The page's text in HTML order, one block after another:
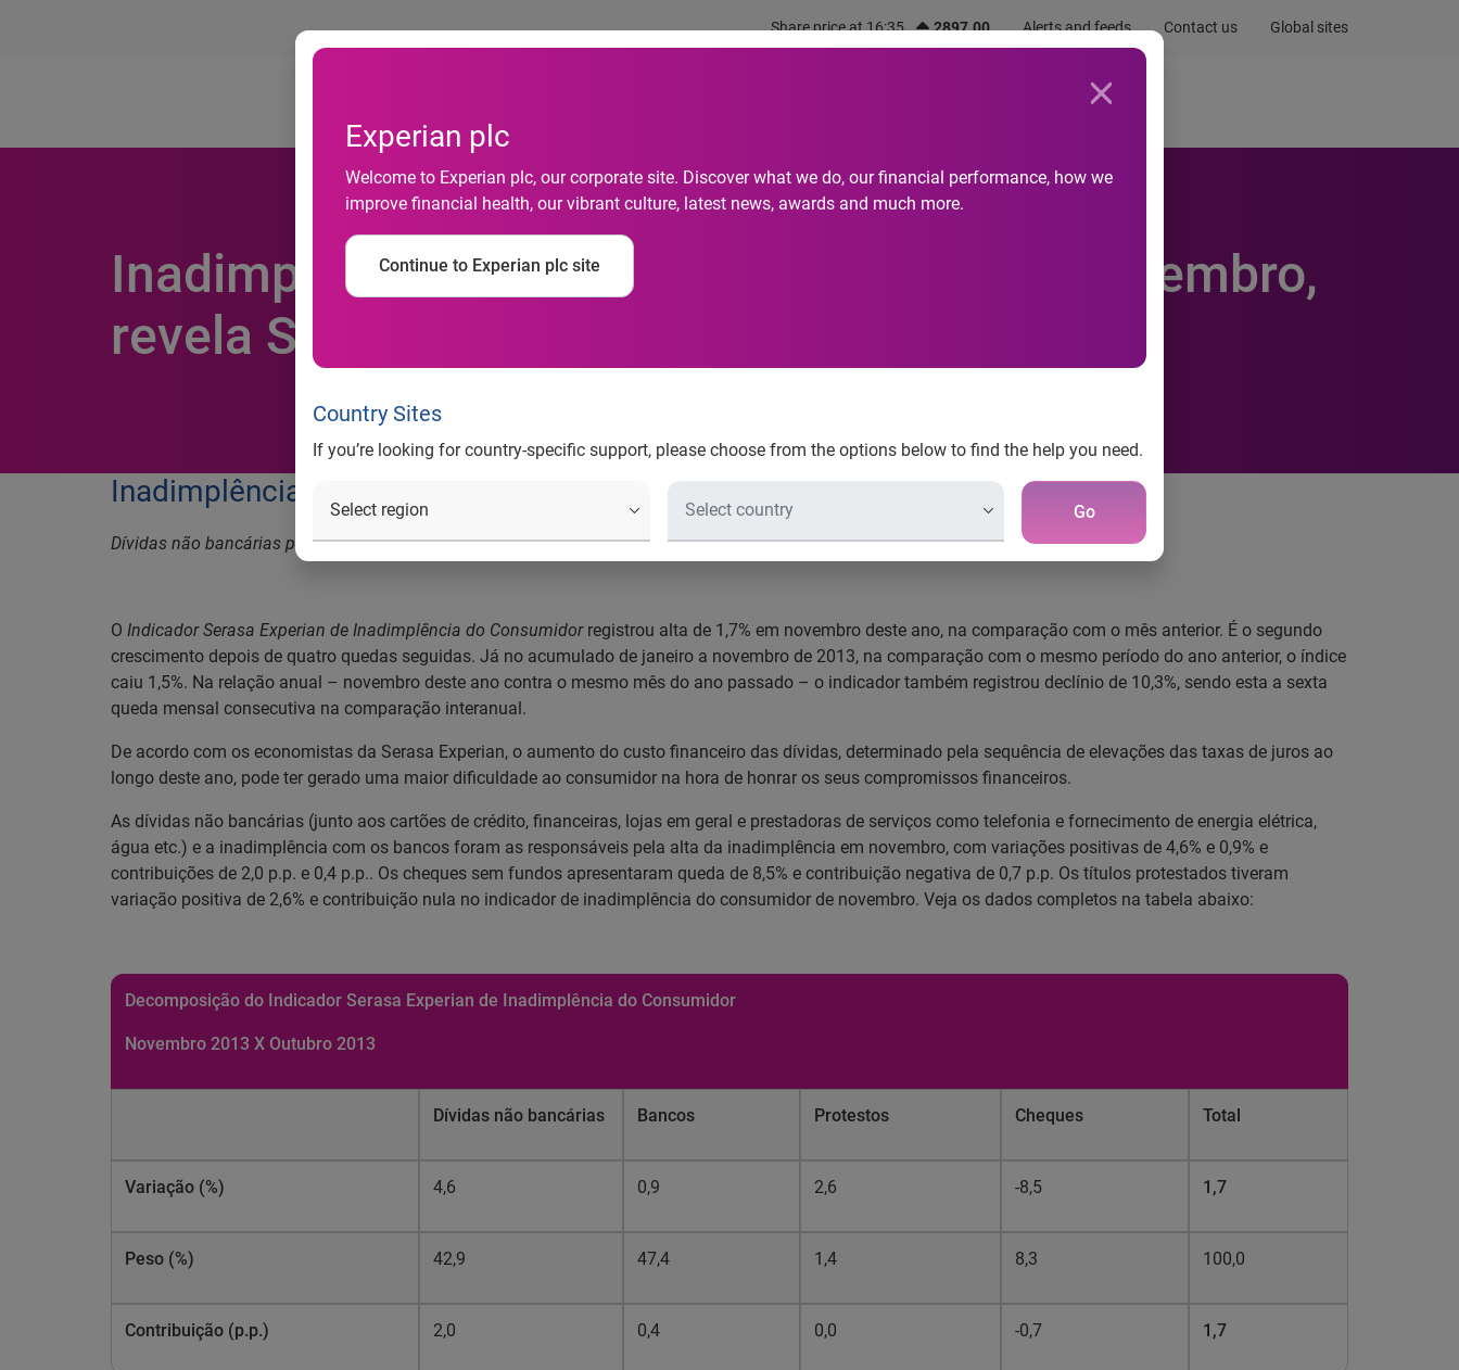
Share price at 16:35 2897.00 Alerts and feeds Contact us Global sites
Experian plc
Welcome to Experian plc, our corporate site. Discover what we do, our financial performance, how we
improve financial health, our vibrant culture, latest news, awards and much more.
Continue to Experian plc site
Country Sites
If you’re looking for country-specific support, please choose from the options below to find the help you need.
Go
Newsroom
Inadimplência do consumidor cresce em novembro,
revela Serasa Experian
Inadimplência do consumidor cresce em novembro, revela Serasa Experian
Dívidas não bancárias puxaram a alta do índice no mês
O Indicador Serasa Experian de Inadimplência do Consumidorregistrou alta de 1,7% em novembro deste ano, na comparação com o mês anterior. É o segundo
crescimento depois de quatro quedas seguidas. Já no acumulado de janeiro a novembro de 2013, na comparação com o mesmo período do ano anterior, o índice
caiu 1,5%. Na relação anual – novembro deste ano contra o mesmo mês do ano passado – o indicador também registrou declínio de 10,3%, sendo esta a sexta
queda mensal consecutiva na comparação interanual.
De acordo com os economistas da Serasa Experian, o aumento do custo financeiro das dívidas, determinado pela sequência de elevações das taxas de juros ao
longo deste ano, pode ter gerado uma maior dificuldade ao consumidor na hora de honrar os seus compromissos financeiros.
As dívidas não bancárias (junto aos cartões de crédito, financeiras, lojas em geral e prestadoras de serviços como telefonia e fornecimento de energia elétrica,
água etc.) e a inadimplência com os bancos foram as responsáveis pela alta da inadimplência em novembro, com variações positivas de 4,6% e 0,9% e
contribuições de 2,0 p.p. e 0,4 p.p.. Os cheques sem fundos apresentaram queda de 8,5% e contribuição negativa de 0,7 p.p. Os títulos protestados tiveram
variação positiva de 2,6% e contribuição nula no indicador de inadimplência do consumidor de novembro. Veja os dados completos na tabela abaixo:
Decomposição do Indicador Serasa Experian de Inadimplência do Consumidor
Novembro 2013 X Outubro 2013
Dívidas não bancárias Bancos Protestos Cheques Total
Variação (%) 4,6 0,9 2,6 -8,5 1,7
Peso (%) 42,9 47,4 1,4 8,3 100,0
Contribuição (p.p.) 2,0 0,4 0,0 -0,7 1,7